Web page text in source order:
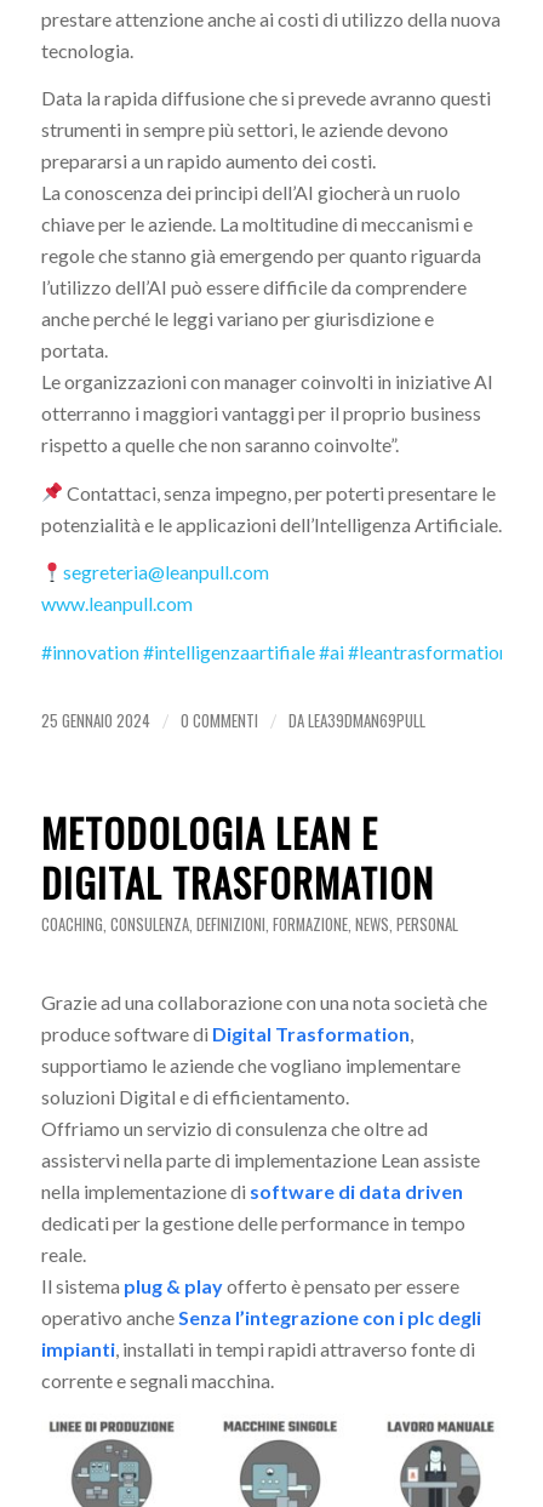
prestare attenzione anche ai costi di utilizzo della nuova
tecnologia.
Data la rapida diffusione che si prevede avranno questi
strumenti in sempre più settori, le aziende devono
prepararsi a un rapido aumento dei costi.
La conoscenza dei principi dell’AI giocherà un ruolo
chiave per le aziende. La moltitudine di meccanismi e
regole che stanno già emergendo per quanto riguarda
l’utilizzo dell’AI può essere difficile da comprendere
anche perché le leggi variano per giurisdizione e
portata.
Le organizzazioni con manager coinvolti in iniziative AI
otterranno i maggiori vantaggi per il proprio business
rispetto a quelle che non saranno coinvolte”.
Contattaci, senza impegno, per poterti presentare le
potenzialità e le applicazioni dell’Intelligenza Artificiale.
segreteria@leanpull.com
www.leanpull.com
#innovation#intelligenzaartifiale#ai#leantrasformation
25 GENNAIO 2024 / 0 COMMENTI / DALEA39DMAN69PULL
METODOLOGIA LEAN E
DIGITAL TRASFORMATION
COACHING CONSULENZA, DEFINIZIONI FORMAZIONE, NEWS PERSONAL
Grazie ad una collaborazione con una nota società che
produce software di Digital Trasformation,
supportiamo le aziende che vogliano implementare
soluzioni Digital e di efficientamento.
Offriamo un servizio di consulenza che oltre ad
assistervi nella parte di implementazione Lean assiste
nella implementazione di software di data driven
dedicati per la gestione delle performance in tempo
reale.
Il sistema plug & playofferto è pensato per essere
operativo ancheSenza l’integrazione con i plc degli
impianti, installati in tempi rapidi attraverso fonte di
corrente e segnali macchina.